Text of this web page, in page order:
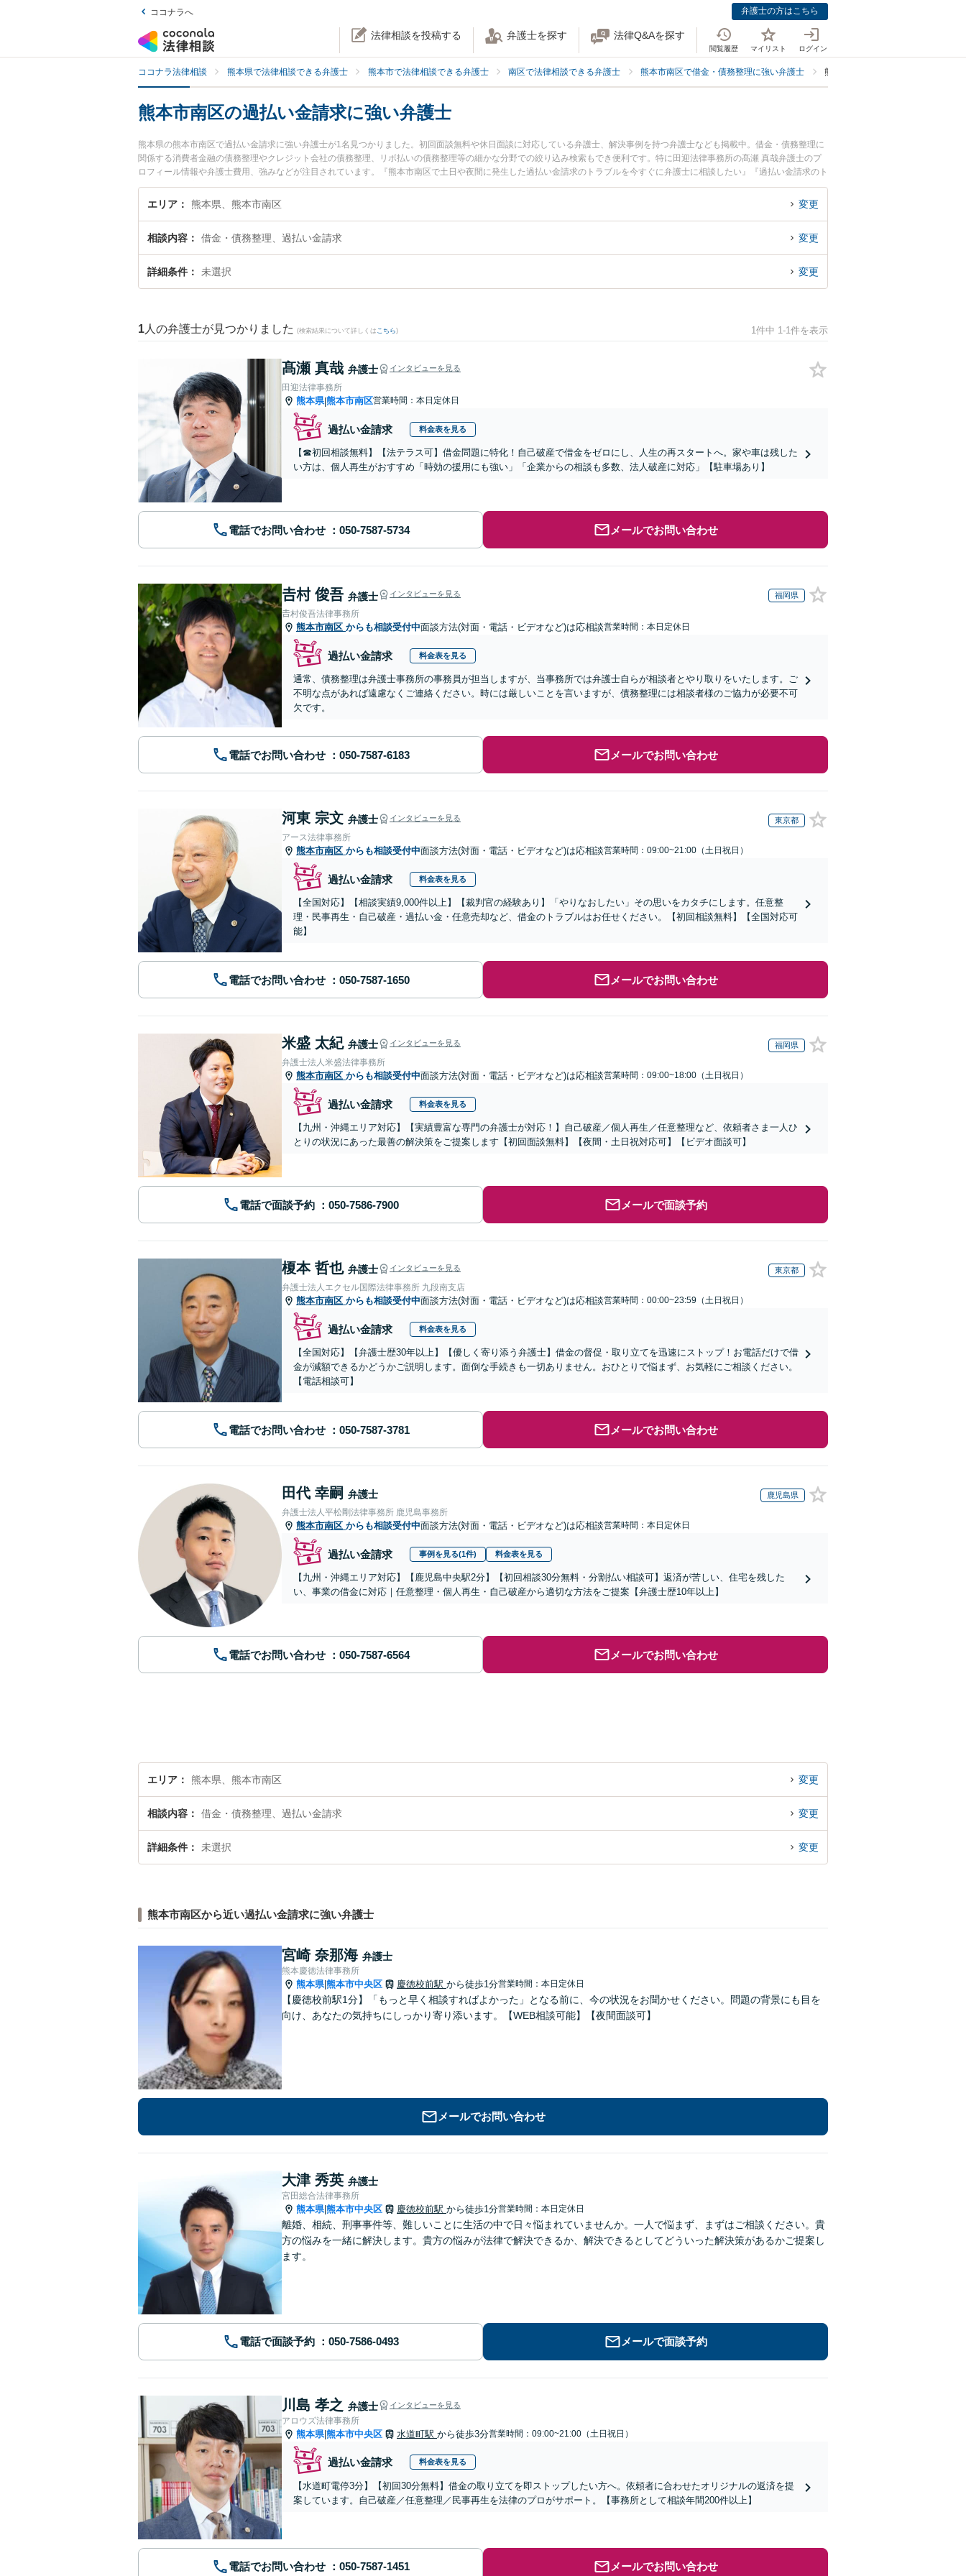
ココナラへ 弁護士の方はこちら
法律相談を投稿する 弁護士を探す 法律Q&Aを探す
閲覧履歴 マイリスト ログイン
ココナラ法律相談 熊本県で法律相談できる弁護士 熊本市で法律相談できる弁護士 南区で法律相談できる弁護士 熊本市南区で借金・債務整理に強い弁護士 熊本市南区で過払い金請求に強い弁
熊本市南区の過払い金請求に強い弁護士
熊本県の熊本市南区で過払い金請求に強い弁護士が1名見つかりました。初回面談無料や休日面談に対応している弁護士、解決事例を持つ弁護士なども掲載中。借金・債務整理に
関係する消費者金融の債務整理やクレジット会社の債務整理、リボ払いの債務整理等の細かな分野での絞り込み検索もでき便利です。特に田迎法律事務所の髙瀬 真哉弁護士のプ
ロフィール情報や弁護士費用、強みなどが注目されています。『熊本市南区で土日や夜間に発生した過払い金請求のトラブルを今すぐに弁護士に相談したい』『過払い金請求のト
ラブル解決の実績豊富な近くの弁護士を検索したい』『初回相談無料で過払い金請求を法律相談できる熊本市南区内の弁護士に相談予約したい』などでお困りの相談者さんにおす
すめです。
エリア 熊本県、熊本市南区 変更
相談内容 借金・債務整理、過払い金請求 変更
詳細条件 未選択 変更
1 人の弁護士が見つかりました (検索結果について詳しくは こちら) 1件中 1-1件を表示
髙瀬 真哉 弁護士 インタビューを見る
田迎法律事務所
熊本県|熊本市南区営業時間：本日定休日
過払い金請求 料金表を見る
【☎︎初回相談無料】【法テラス可】借金問題に特化！自己破産で借金をゼロにし、人生の再スタートへ。家や車は残した
い方は、個人再生がおすすめ「時効の援用にも強い」「企業からの相談も多数、法人破産に対応」【駐車場あり】
電話でお問い合わせ メールでお問い合わせ
𠮷村 俊吾 弁護士 インタビューを見る 福岡県
𠮷村俊吾法律事務所
熊本市南区 からも相談受付中面談方法(対面・電話・ビデオなど)は応相談営業時間：本日定休日
過払い金請求 料金表を見る
通常、債務整理は弁護士事務所の事務員が担当しますが、当事務所では弁護士自らが相談者とやり取りをいたします。ご
不明な点があれば遠慮なくご連絡ください。時には厳しいことを言いますが、債務整理には相談者様のご協力が必要不可
欠です。
電話でお問い合わせ メールでお問い合わせ
河東 宗文 弁護士 インタビューを見る 東京都
アース法律事務所
熊本市南区 からも相談受付中面談方法(対面・電話・ビデオなど)は応相談営業時間：09:00~21:00（土日祝日）
過払い金請求 料金表を見る
【全国対応】【相談実績9,000件以上】【裁判官の経験あり】「やりなおしたい」その思いをカタチにします。任意整
理・民事再生・自己破産・過払い金・任意売却など、借金のトラブルはお任せください。【初回相談無料】【全国対応可
能】
電話でお問い合わせ メールでお問い合わせ
米盛 太紀 弁護士 インタビューを見る 福岡県
弁護士法人米盛法律事務所
熊本市南区 からも相談受付中面談方法(対面・電話・ビデオなど)は応相談営業時間：09:00~18:00（土日祝日）
過払い金請求 料金表を見る
【九州・沖縄エリア対応】【実績豊富な専門の弁護士が対応！】自己破産／個人再生／任意整理など、依頼者さま一人ひ
とりの状況にあった最善の解決策をご提案します【初回面談無料】【夜間・土日祝対応可】【ビデオ面談可】
電話で面談予約 メールで面談予約
榎本 哲也 弁護士 インタビューを見る 東京都
弁護士法人エクセル国際法律事務所 九段南支店
熊本市南区 からも相談受付中面談方法(対面・電話・ビデオなど)は応相談営業時間：00:00~23:59（土日祝日）
過払い金請求 料金表を見る
【全国対応】【弁護士歴30年以上】【優しく寄り添う弁護士】借金の督促・取り立てを迅速にストップ！お電話だけで借
金が減額できるかどうかご説明します。面倒な手続きも一切ありません。おひとりで悩まず、お気軽にご相談ください。
【電話相談可】
電話でお問い合わせ メールでお問い合わせ
田代 幸嗣 弁護士 鹿児島県
弁護士法人平松剛法律事務所 鹿児島事務所
熊本市南区 からも相談受付中面談方法(対面・電話・ビデオなど)は応相談営業時間：本日定休日
過払い金請求 事例を見る(1件) 料金表を見る
【九州・沖縄エリア対応】【鹿児島中央駅2分】【初回相談30分無料・分割払い相談可】返済が苦しい、住宅を残した
い、事業の借金に対応｜任意整理・個人再生・自己破産から適切な方法をご提案【弁護士歴10年以上】
電話でお問い合わせ メールでお問い合わせ
エリア 熊本県、熊本市南区 変更
相談内容 借金・債務整理、過払い金請求 変更
詳細条件 未選択 変更
熊本市南区から近い過払い金請求に強い弁護士
宮崎 奈那海 弁護士
熊本慶徳法律事務所
熊本県|熊本市中央区 慶徳校前駅 から徒歩1分営業時間：本日定休日
【慶徳校前駅1分】「もっと早く相談すればよかった」となる前に、今の状況をお聞かせください。問題の背景にも目を
向け、あなたの気持ちにしっかり寄り添います。【WEB相談可能】【夜間面談可】
メールでお問い合わせ
大津 秀英 弁護士
宮田総合法律事務所
熊本県|熊本市中央区 慶徳校前駅 から徒歩1分営業時間：本日定休日
離婚、相続、刑事事件等、難しいことに生活の中で日々悩まれていませんか。一人で悩まず、まずはご相談ください。貴
方の悩みを一緒に解決します。貴方の悩みが法律で解決できるか、解決できるとしてどういった解決策があるかご提案し
ます。
電話で面談予約 メールで面談予約
川島 孝之 弁護士 インタビューを見る
アロウズ法律事務所
熊本県|熊本市中央区 水道町駅 から徒歩3分営業時間：09:00~21:00（土日祝日）
過払い金請求 料金表を見る
【水道町電停3分】【初回30分無料】借金の取り立てを即ストップしたい方へ。依頼者に合わせたオリジナルの返済を提
案しています。自己破産／任意整理／民事再生を法律のプロがサポート。【事務所として相談年間200件以上】
電話でお問い合わせ メールでお問い合わせ